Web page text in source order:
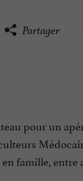
Partager
pour un
famille,